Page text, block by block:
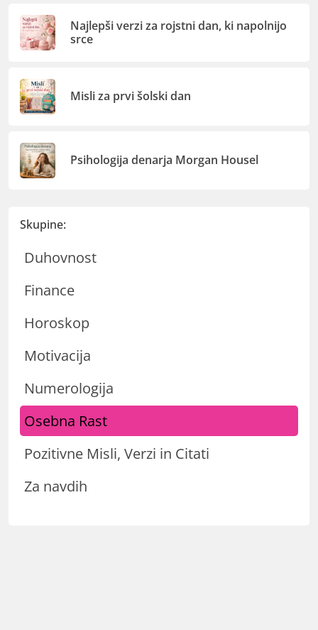
Najlepši verzi za rojstni dan, ki napolnijo
srce
Misli za prvi šolski dan
Psihologija denarja Morgan Housel
Skupine:
Duhovnost
Finance
Horoskop
Motivacija
Numerologija
Osebna Rast
Pozitivne Misli, Verzi in Citati
Za navdih